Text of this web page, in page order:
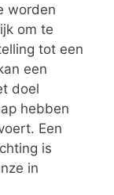
worden
om te
tot een
een
doel
hebben
Een
is
in